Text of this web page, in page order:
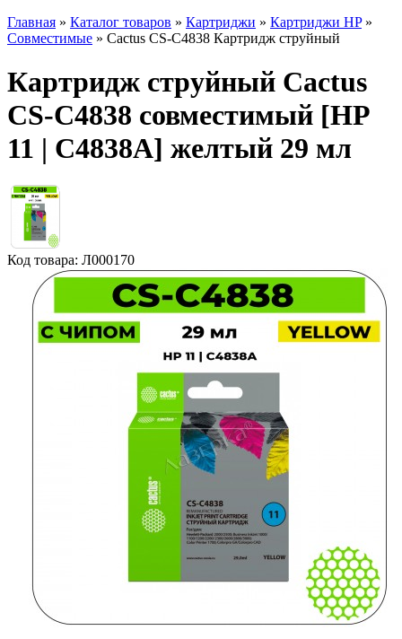
Главная » Каталог товаров » Картриджи » Картриджи HP»
Совместимые » Cactus CS-C4838 Картридж струйный
Картридж струйный Cactus
CS-C4838 совместимый [HP
11 | C4838A] желтый 29 мл
Код товара: Л000170